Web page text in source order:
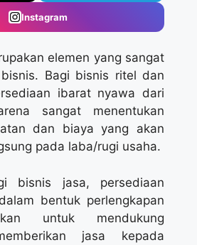
Instagram
elemen yang sangat
Bagi bisnis ritel dan
ibarat nyawa dari
sangat menentukan
dan biaya yang akan
pada laba/rugi usaha.
bisnis jasa, persediaan
bentuk perlengkapan
untuk mendukung
jasa kepada